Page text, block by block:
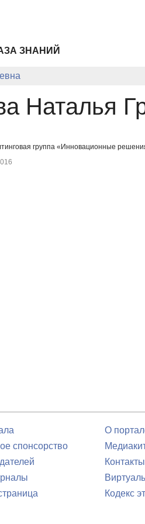
ЗНАНИЙ
Наталья
группа «Инновационные
спонсорство
О
Контакты
Кодекс